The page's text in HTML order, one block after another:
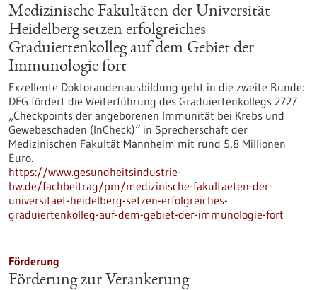
Medizinische Fakultäten der Universität
Heidelberg setzen erfolgreiches
Graduiertenkolleg auf dem Gebiet der
Immunologie fort
Exzellente Doktorandenausbildung geht in die zweite Runde:
DFG fördert die Weiterführung des Graduiertenkollegs 2727
„Checkpoints der angeborenen Immunität bei Krebs und
Gewebeschaden (InCheck)“ in Sprecherschaft der
Medizinischen Fakultät Mannheim mit rund 5,8 Millionen
Euro.
https://www.gesundheitsindustrie-
bw.de/fachbeitrag/pm/medizinische-fakultaeten-der-
universitaet-heidelberg-setzen-erfolgreiches-
graduiertenkolleg-auf-dem-gebiet-der-immunologie-fort
Förderung
Förderung zur Verankerung